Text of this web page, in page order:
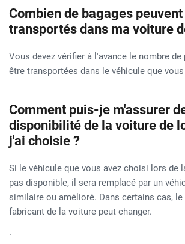
Combien de bagages
transportés dans ma voiture
Vous devez vérifier à l'avance le nombre
être transportées dans le véhicule que
Comment puis-je m'assurer
disponibilité de la voiture de
j'ai choisie ?
Si le véhicule que vous avez choisi lors de
pas disponible, il sera remplacé par un
similaire ou amélioré. Dans certains cas,
fabricant de la voiture peut changer.
.